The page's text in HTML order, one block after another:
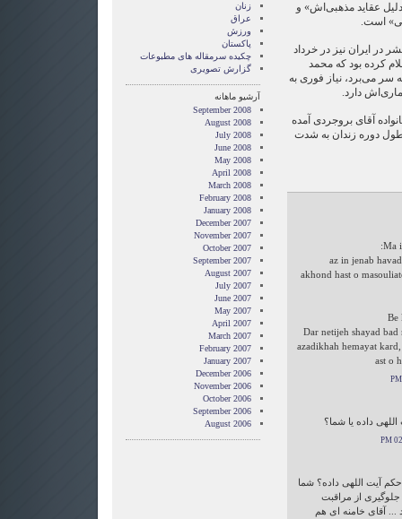
عقاید مذهبی‌اش» و
است.
در ایران نیز در خرداد
کرده بود که محمد
سر می‌برد، نیاز فوری به
دارد.
آقای بروجردی آمده
دوره زندان به شدت
Ma
1) az in jenab
akhond hast o
Be
Dar netijeh shayad bad
azadikhah hemayat
ast o
داده یا شما؟
آیت اللهی داده؟ شما
جلوگیری از مراقبت
آقای خامنه ای هم
زنان
عراق
ورزش
پاکستان
چکیده سرمقاله های مطبوعات
گزارش تصويری
آرشیو ماهانه
September 2008
August 2008
July 2008
June 2008
May 2008
April 2008
March 2008
February 2008
January 2008
December 2007
November 2007
October 2007
September 2007
August 2007
July 2007
June 2007
May 2007
April 2007
March 2007
February 2007
January 2007
December 2006
November 2006
October 2006
September 2006
August 2006